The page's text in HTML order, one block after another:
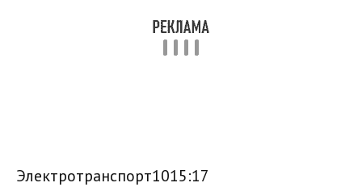
Электротранспорт1015:17